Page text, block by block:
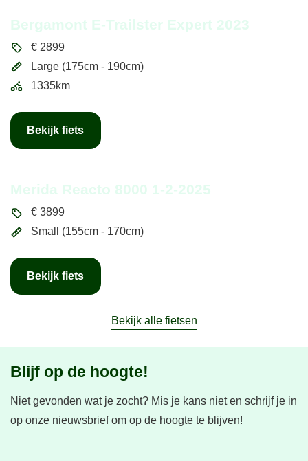
Bergamont E-Trailster Expert 2023
€ 2899
Large (175cm - 190cm)
1335km
Bekijk fiets
Merida Reacto 8000 1-2-2025
€ 3899
Small (155cm - 170cm)
Bekijk fiets
Bekijk alle fietsen
Blijf op de hoogte!
Niet gevonden wat je zocht? Mis je kans niet en schrijf je in
op onze nieuwsbrief om op de hoogte te blijven!